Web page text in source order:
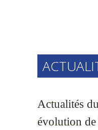
Actualités
évolution